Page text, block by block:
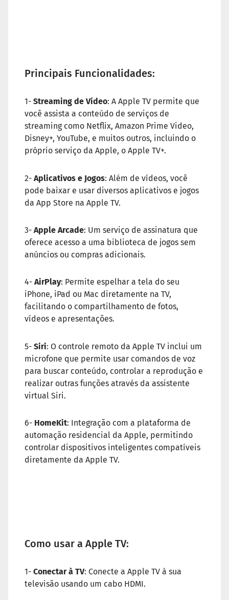
Principais Funcionalidades:
1- Streaming de Vídeo: A Apple TV permite que
você assista a conteúdo de serviços de
streaming como Netflix, Amazon Prime Video,
Disney+, YouTube, e muitos outros, incluindo o
próprio serviço da Apple, o Apple TV+.
2- Aplicativos e Jogos: Além de vídeos, você
pode baixar e usar diversos aplicativos e jogos
da App Store na Apple TV.
3- Apple Arcade: Um serviço de assinatura que
oferece acesso a uma biblioteca de jogos sem
anúncios ou compras adicionais.
4- AirPlay: Permite espelhar a tela do seu
iPhone, iPad ou Mac diretamente na TV,
facilitando o compartilhamento de fotos,
vídeos e apresentações.
5- Siri: O controle remoto da Apple TV inclui um
microfone que permite usar comandos de voz
para buscar conteúdo, controlar a reprodução e
realizar outras funções através da assistente
virtual Siri.
6- HomeKit: Integração com a plataforma de
automação residencial da Apple, permitindo
controlar dispositivos inteligentes compatíveis
diretamente da Apple TV.
Como usar a Apple TV:
1- Conectar à TV: Conecte a Apple TV à sua
televisão usando um cabo HDMI.